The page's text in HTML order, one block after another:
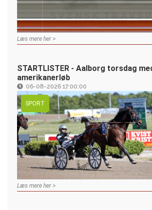
Læs mere her >
STARTLISTER - Aalborg torsdag
amerikanerløb
06-08-2026 17:00:00
SPORT
Læs mere her >